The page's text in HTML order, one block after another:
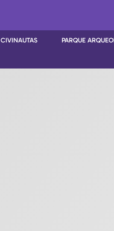
CIVINAUTAS PARQUE